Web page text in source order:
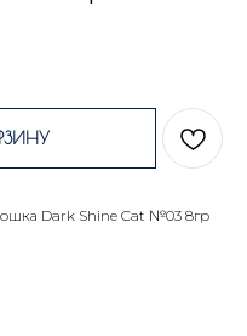
Dark Shine Cat №03 8гр